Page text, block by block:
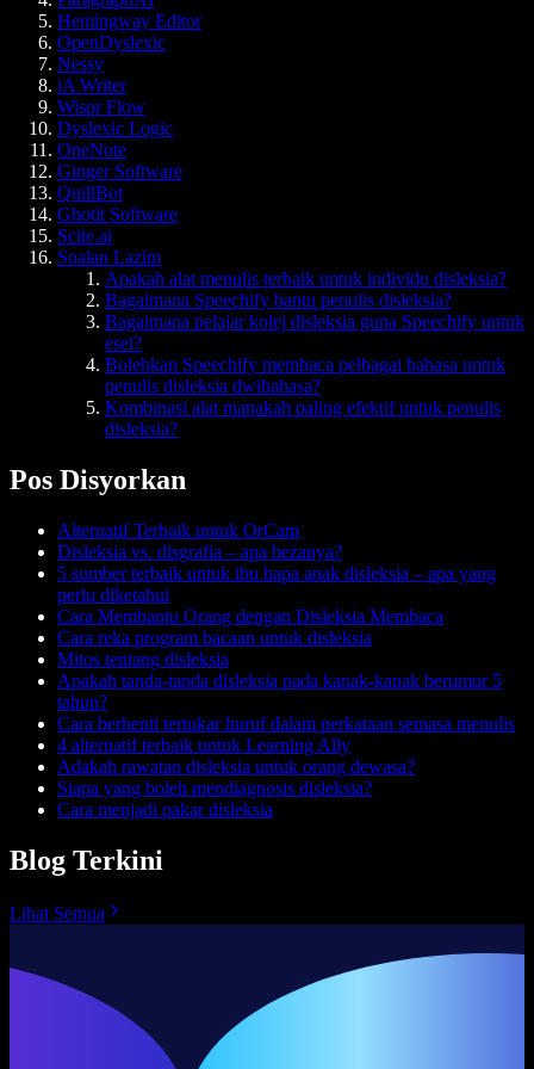
Hemingway Editor
OpenDyslexic
Nessy
iA Writer
Wispr Flow
Dyslexic Logic
OneNote
Ginger Software
QuillBot
Ghotit Software
Scite.ai
Soalan Lazim
Apakah alat menulis terbaik untuk individu disleksia?
Bagaimana Speechify bantu penulis disleksia?
Bagaimana pelajar kolej disleksia guna Speechify untuk
esei?
Bolehkan Speechify membaca pelbagai bahasa untuk
penulis disleksia dwibahasa?
Kombinasi alat manakah paling efektif untuk penulis
disleksia?
Pos Disyorkan
Alternatif Terbaik untuk OrCam
Disleksia vs. disgrafia – apa bezanya?
5 sumber terbaik untuk ibu bapa anak disleksia – apa yang
perlu diketahui
Cara Membantu Orang dengan Disleksia Membaca
Cara reka program bacaan untuk disleksia
Mitos tentang disleksia
Apakah tanda-tanda disleksia pada kanak-kanak berumur 5
tahun?
Cara berhenti tertukar huruf dalam perkataan semasa menulis
4 alternatif terbaik untuk Learning Ally
Adakah rawatan disleksia untuk orang dewasa?
Siapa yang boleh mendiagnosis disleksia?
Cara menjadi pakar disleksia
Blog Terkini
Lihat Semua